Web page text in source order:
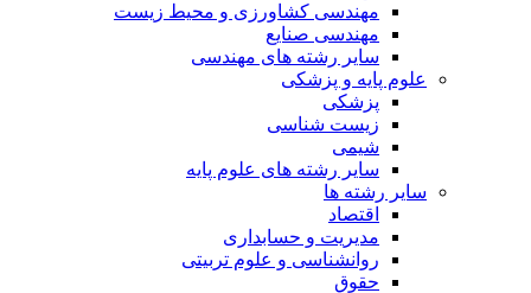
مهندسی کشاورزی و محیط زیست
مهندسی صنایع
سایر رشته های مهندسی
علوم پایه و پزشکی
پزشکی
زیست شناسی
شیمی
سایر رشته های علوم پایه
سایر رشته ها
اقتصاد
مدیریت و حسابداری
روانشناسی و علوم تربیتی
حقوق